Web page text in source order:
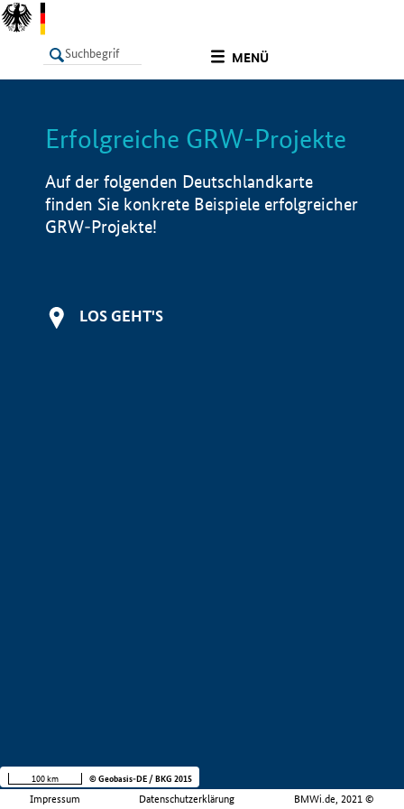
MENÜ
LISTE Info
Erfolgreiche GRW-Projekte
Auf der folgenden Deutschlandkarte
finden Sie konkrete Beispiele erfolgreicher
GRW-Projekte!
LOS GEHT'S
Impressum Datenschutzerklärung BMWi.de, 2021 ©
100 km © Geobasis-DE / BKG 2015